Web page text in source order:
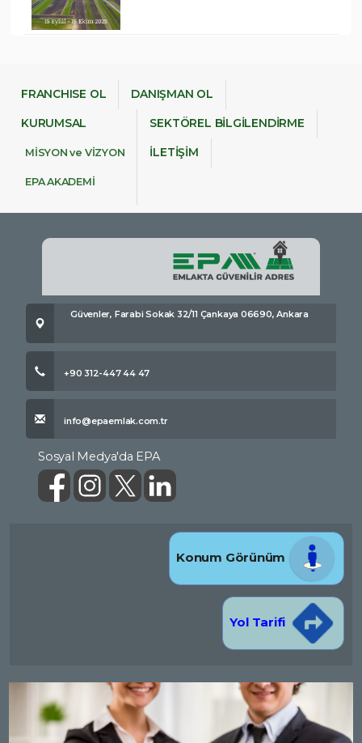
FRANCHISE OL DANIŞMAN OL
KURUMSAL
MİSYON ve VİZYON
EPA AKADEMİ
SEKTÖREL BİLGİLENDİRME
İLETİŞİM
Güvenler, Farabi Sokak 32/11 Çankaya 06690, Ankara
+90 312-447 44 47
info@epaemlak.com.tr
Sosyal Medya'da EPA
Konum Görünüm
Yol Tarifi